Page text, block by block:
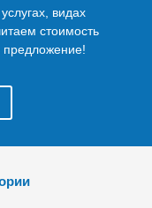
видах
стоимость
предложение!